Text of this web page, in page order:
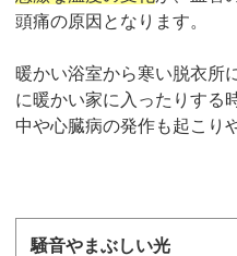
頭痛の原因となります。
暖かい浴室から寒い脱衣所
に暖かい家に入ったりする
中や心臓病の発作も起こり
騒音やまぶしい光